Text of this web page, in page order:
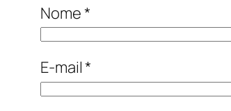
Nome*
E-mail*